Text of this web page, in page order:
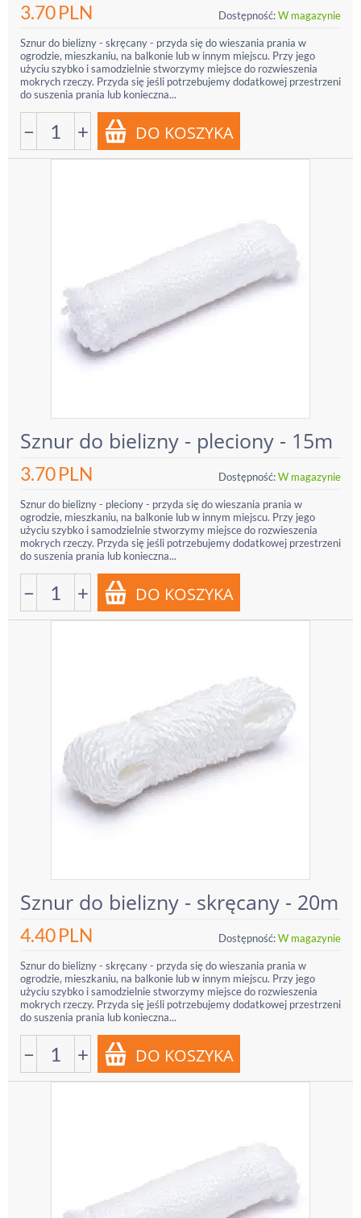
3.70PLN Dostępność:W magazynie
Sznur do bielizny - skręcany - przyda się do wieszania prania w
ogrodzie, mieszkaniu, na balkonie lub w innym miejscu. Przy jego
użyciu szybko i samodzielnie stworzymy miejsce do rozwieszenia
mokrych rzeczy. Przyda się jeśli potrzebujemy dodatkowej przestrzeni
do suszenia prania lub konieczna...
− +
Sznur do bielizny - pleciony - 15m
3.70PLN Dostępność:W magazynie
Sznur do bielizny - pleciony - przyda się do wieszania prania w
ogrodzie, mieszkaniu, na balkonie lub w innym miejscu. Przy jego
użyciu szybko i samodzielnie stworzymy miejsce do rozwieszenia
mokrych rzeczy. Przyda się jeśli potrzebujemy dodatkowej przestrzeni
do suszenia prania lub konieczna...
− +
Sznur do bielizny - skręcany - 20m
4.40PLN Dostępność:W magazynie
Sznur do bielizny - skręcany - przyda się do wieszania prania w
ogrodzie, mieszkaniu, na balkonie lub w innym miejscu. Przy jego
użyciu szybko i samodzielnie stworzymy miejsce do rozwieszenia
mokrych rzeczy. Przyda się jeśli potrzebujemy dodatkowej przestrzeni
do suszenia prania lub konieczna...
− +